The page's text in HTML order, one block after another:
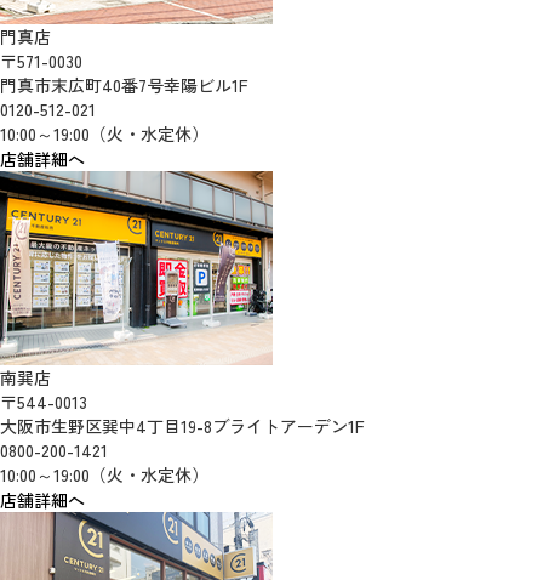
門真店
〒571-0030
門真市末広町40番7号幸陽ビル1F
0120-512-021
10:00～19:00（火・水定休）
店舗詳細へ
南巽店
〒544-0013
大阪市生野区巽中4丁目19-8ブライトアーデン1F
0800-200-1421
10:00～19:00（火・水定休）
店舗詳細へ